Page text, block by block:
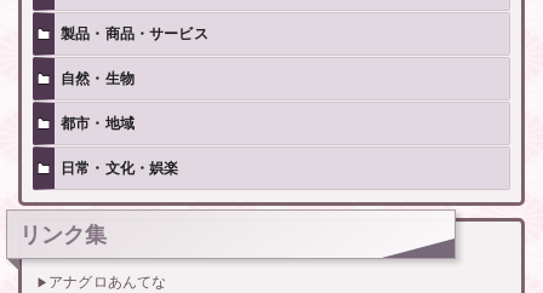
製品・商品・サービス
自然・生物
都市・地域
日常・文化・娯楽
リンク集
アナグロあんてな